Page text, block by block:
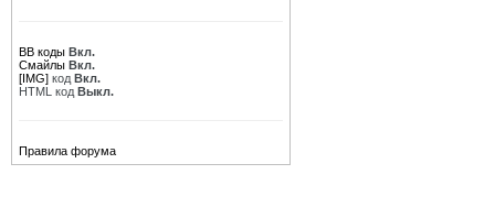
BB коды Вкл.
Смайлы Вкл.
[IMG] код Вкл.
HTML код Выкл.
Правила форума